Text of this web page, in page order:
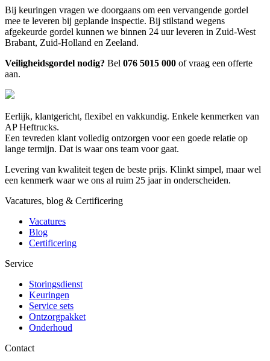
Bij keuringen vragen we doorgaans om een vervangende gordel
mee te leveren bij geplande inspectie. Bij stilstand wegens
afgekeurde gordel kunnen we binnen 24 uur leveren in Zuid-West
Brabant, Zuid-Holland en Zeeland.
Veiligheidsgordel nodig? Bel 076 5015 000 of vraag een offerte
aan.
Eerlijk, klantgericht, flexibel en vakkundig. Enkele kenmerken van
AP Heftrucks.
Een tevreden klant volledig ontzorgen voor een goede relatie op
lange termijn. Dat is waar ons team voor gaat.
Levering van kwaliteit tegen de beste prijs. Klinkt simpel, maar wel
een kenmerk waar we ons al ruim 25 jaar in onderscheiden.
Vacatures, blog & Certificering
Vacatures
Blog
Certificering
Service
Storingsdienst
Keuringen
Service sets
Ontzorgpakket
Onderhoud
Contact